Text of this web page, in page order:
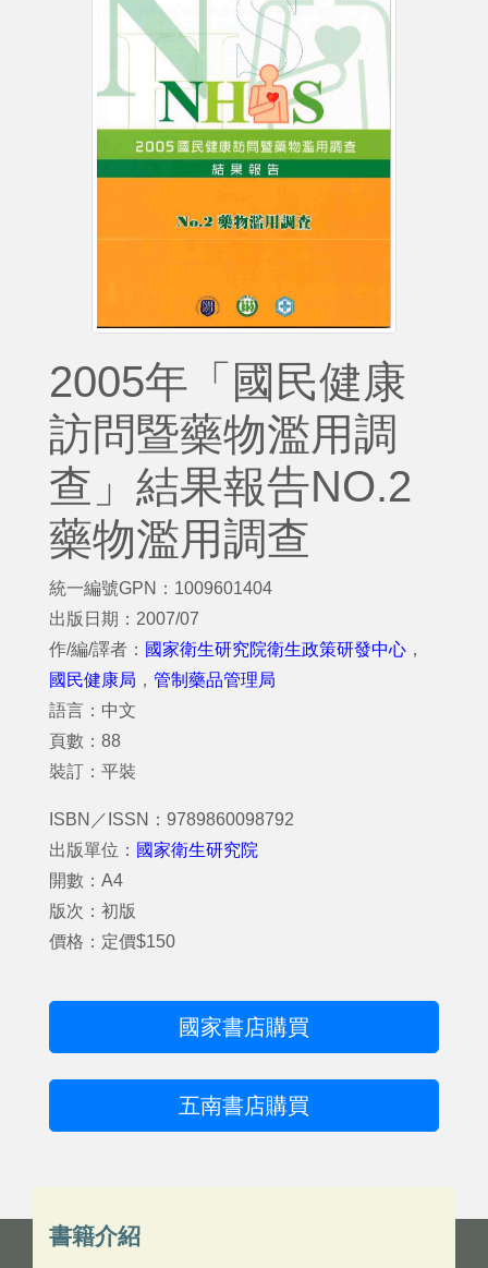
2005年「國民健康
訪問暨藥物濫用調
查」結果報告NO.2
藥物濫用調查
統一編號GPN：1009601404
出版日期：2007/07
作/編/譯者： 國家衛生研究院衛生政策研發中心 ，
國民健康局 ， 管制藥品管理局
語言：中文
頁數：88
裝訂：平裝
ISBN／ISSN：9789860098792
出版單位： 國家衛生研究院
開數：A4
版次：初版
價格：定價$150
國家書店購買
五南書店購買
書籍介紹